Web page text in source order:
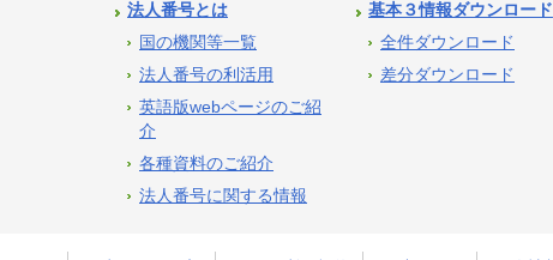
法人番号とは
国の機関等一覧
法人番号の利活用
英語版webページのご紹
介
各種資料のご紹介
法人番号に関する情報
基本３情報ダウンロード
全件ダウンロード
差分ダウンロード